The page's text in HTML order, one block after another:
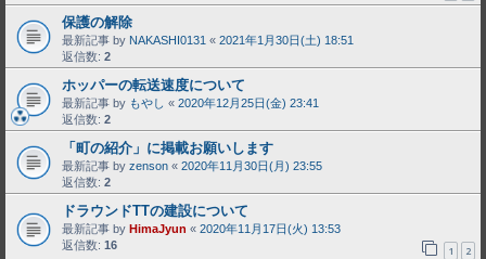
保護の解除
最新記事 by NAKASHI0131 « 2021年1月30日(土) 18:51
返信数: 2
ホッパーの転送速度について
最新記事 by もやし « 2020年12月25日(金) 23:41
返信数: 2
「町の紹介」に掲載お願いします
最新記事 by zenson « 2020年11月30日(月) 23:55
返信数: 2
ドラウンドTTの建設について
最新記事 by HimaJyun « 2020年11月17日(火) 13:53
返信数: 16 1 2